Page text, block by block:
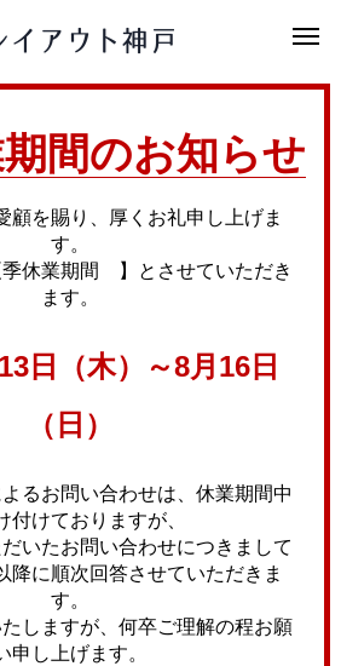
間のお知らせ
顧を賜り、厚くお礼申し上げま
す。
休業期間 】とさせていただき
ます。
日（木）～8月16日
（日）
るお問い合わせは、休業期間中
付けておりますが、
いたお問い合わせにつきまして
降に順次回答させていただきま
す。
しますが、何卒ご理解の程お願
申し上げます。